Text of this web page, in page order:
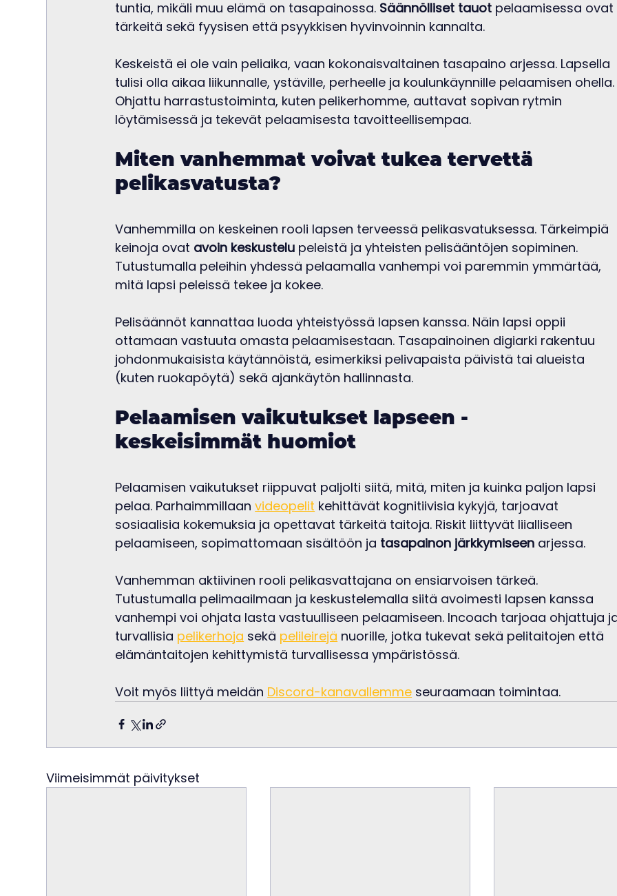
tuntia, mikäli muu elämä on tasapainossa. Säännölliset tauot pelaamisessa ovat
tärkeitä sekä fyysisen että psyykkisen hyvinvoinnin kannalta.
Keskeistä ei ole vain peliaika, vaan kokonaisvaltainen tasapaino arjessa. Lapsella
tulisi olla aikaa liikunnalle, ystäville, perheelle ja koulunkäynnille pelaamisen
Ohjattu harrastustoiminta, kuten pelikerhomme, auttavat sopivan rytmin
löytämisessä ja tekevät pelaamisesta tavoitteellisempaa.
Miten vanhemmat voivat tukea tervettä
pelikasvatusta?
Vanhemmilla on keskeinen rooli lapsen terveessä pelikasvatuksessa. Tärkeimpiä
keinoja ovat avoin keskustelu peleistä ja yhteisten pelisääntöjen sopiminen.
Tutustumalla peleihin yhdessä pelaamalla vanhempi voi paremmin ymmärtää,
mitä lapsi peleissä tekee ja kokee.
Pelisäännöt kannattaa luoda yhteistyössä lapsen kanssa. Näin lapsi oppii
ottamaan vastuuta omasta pelaamisestaan. Tasapainoinen digiarki rakentuu
johdonmukaisista käytännöistä, esimerkiksi pelivapaista päivistä tai alueista
(kuten ruokapöytä) sekä ajankäytön hallinnasta.
Pelaamisen vaikutukset lapseen -
keskeisimmät huomiot
Pelaamisen vaikutukset riippuvat paljolti siitä, mitä, miten ja kuinka paljon lapsi
pelaa. Parhaimmillaan videopelit kehittävät kognitiivisia kykyjä, tarjoavat
sosiaalisia kokemuksia ja opettavat tärkeitä taitoja. Riskit liittyvät liialliseen
pelaamiseen, sopimattomaan sisältöön ja tasapainon järkkymiseen arjessa.
Vanhemman aktiivinen rooli pelikasvattajana on ensiarvoisen tärkeä.
Tutustumalla pelimaailmaan ja keskustelemalla siitä avoimesti lapsen kanssa
vanhempi voi ohjata lasta vastuulliseen pelaamiseen. Incoach tarjoaa ohjattuja
turvallisia pelikerhoja sekä pelileirejä nuorille, jotka tukevat sekä pelitaitojen että
elämäntaitojen kehittymistä turvallisessa ympäristössä.
Voit myös liittyä meidän Discord-kanavallemme seuraamaan toimintaa.
Viimeisimmät päivitykset